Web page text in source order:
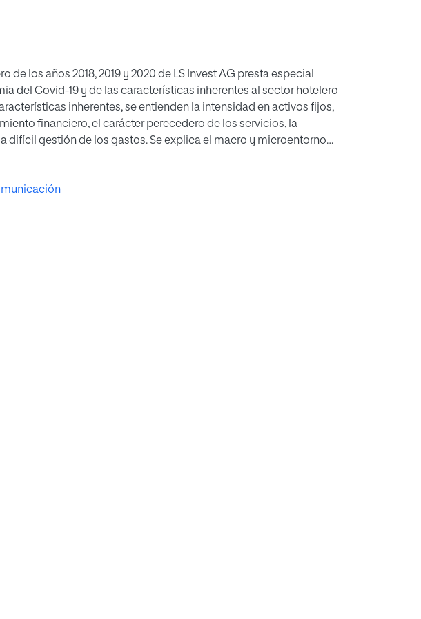
los años 2018, 2019 y 2020 de LS Invest AG presta especial
del Covid-19 y de las características inherentes al sector hotelero
inherentes, se entienden la intensidad en activos fijos,
financiero, el carácter perecedero de los servicios, la
difícil gestión de los gastos. Se explica el macro y microentorno
los principales riesgos financieros a los que se enfrenta el
Las medidas correctivas se traducen en estados financieros
integral que sirve como herramienta de control.